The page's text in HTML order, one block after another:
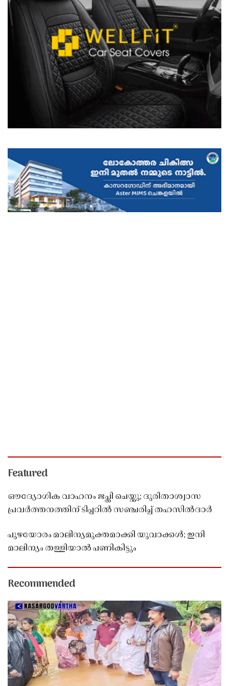
Featured
ഔദ്യോഗിക വാഹനം ജപ്തി ചെയ്തു; ദുരിതാശ്വാസ
പ്രവർത്തനത്തിന് ടിപ്പറിൽ സഞ്ചരിച്ച് തഹസിൽദാർ
പുഴയോരം മാലിന്യമുക്തമാക്കി യുവാക്കൾ; ഇനി
മാലിന്യം തള്ളിയാൽ പണികിട്ടും
Recommended